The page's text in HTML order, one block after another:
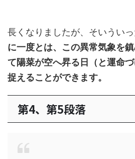
長くなりましたが、そいうい
に一度とは、この異常気象を
て陽菜が空へ昇る日（と運命
捉えることができます。
第4、第5段落